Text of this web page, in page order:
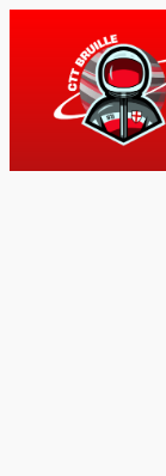
contenu